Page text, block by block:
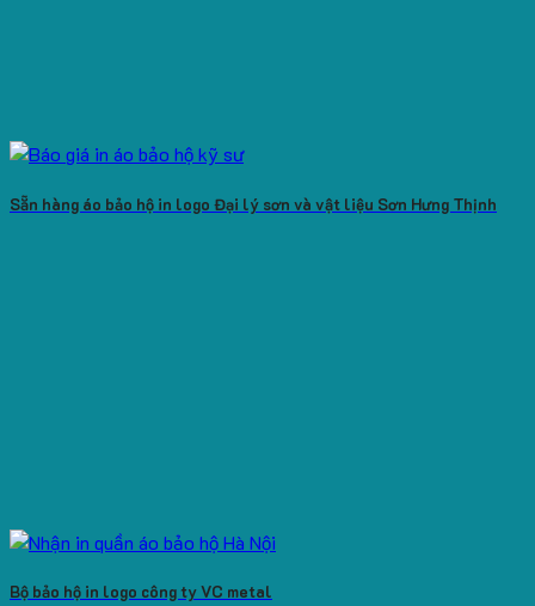
Sẵn hàng áo bảo hộ in logo Đại lý sơn và vật liệu Sơn Hưng Thịnh
Bộ bảo hộ in logo công ty VC metal